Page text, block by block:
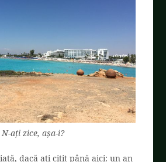
ați zice, așa-i?
dacă ați citit până aici: un an